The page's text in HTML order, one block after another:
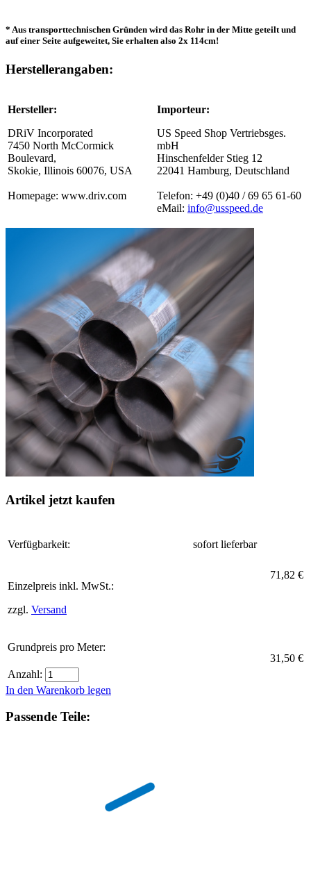
* Aus transporttechnischen Gründen wird das Rohr in der Mitte geteilt und
auf einer Seite aufgeweitet, Sie erhalten also 2x 114cm!
Herstellerangaben:
Hersteller:
DRiV Incorporated
7450 North McCormick
Boulevard,
Skokie, Illinois 60076, USA
Homepage: www.driv.com
Importeur:
US Speed Shop Vertriebsges.
mbH
Hinschenfelder Stieg 12
22041 Hamburg, Deutschland
Telefon: +49 (0)40 / 69 65 61-60
eMail: info@usspeed.de
Artikel jetzt kaufen
Verfügbarkeit: sofort lieferbar
Einzelpreis inkl. MwSt.:
zzgl. Versand
71,82 €
Grundpreis pro Meter:
31,50 €
Anzahl:
In den Warenkorb legen
Passende Teile: